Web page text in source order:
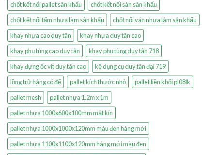
chốt kết nối pallet sân khấu
chốt kết nối sàn sân khấu
chốt kết nối tấm nhựa làm sân khấu
chốt nối ván nhựa làm sân khấu
khay nhựa cao duy tân
khay nhựa duy tân cao
khay phụ tùng cao duy tân
khay phụ tùng duy tân 718
khay đựng ốc vít duy tân cao
kệ dụng cụ duy tân đại 719
lồng trữ hàng có đế
pallet kích thước nhỏ
pallet liền khối pl08lk
pallet mesh
pallet nhựa 1.2m x 1m
pallet nhựa 1000x600x100mm mặt kín
pallet nhựa 1000x1000x120mm màu đen hàng mới
pallet nhựa 1100x1100x120mm hàng mới màu đen